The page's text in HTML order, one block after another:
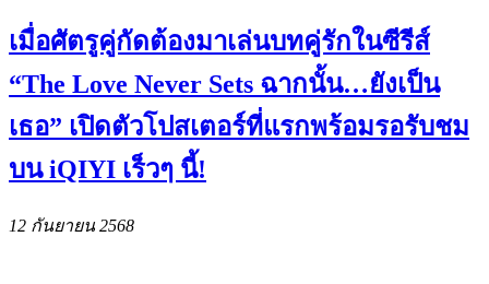
เมื่อศัตรูคู่กัดต้องมาเล่นบทคู่รักในซีรีส์
“The Love Never Sets ฉากนั้น…ยังเป็น
เธอ” เปิดตัวโปสเตอร์ที่แรกพร้อมรอรับชม
บน iQIYI เร็วๆ นี้!
12 กันยายน 2568